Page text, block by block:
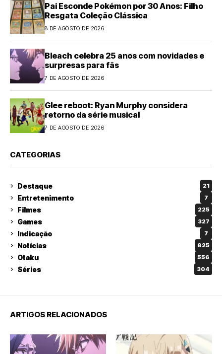
Pai Esconde Pokémon por 30 Anos: Filho
Resgata Coleção Clássica
8 DE AGOSTO DE 2026
Bleach celebra 25 anos com novidades e
surpresas para fãs
7 DE AGOSTO DE 2026
Glee reboot: Ryan Murphy considera
retorno da série musical
7 DE AGOSTO DE 2026
CATEGORIAS
Destaque 21
Entretenimento 7
Filmes 225
Games 327
Indicação 7
Notícias 825
Otaku 556
Séries 304
ARTIGOS RELACIONADOS